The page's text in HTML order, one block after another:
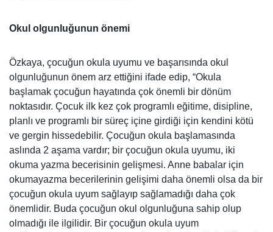
Okul olgunluğunun önemi
Özkaya, çocuğun okula uyumu ve başarısında okul
olgunluğunun önem arz ettiğini ifade edip, “Okula
başlamak çocuğun hayatında çok önemli bir dönüm
noktasıdır. Çocuk ilk kez çok programlı eğitime, disipline,
planlı ve programlı bir süreç içine girdiği için kendini kötü
ve gergin hissedebilir. Çocuğun okula başlamasında
aslında 2 aşama vardır; bir çocuğun okula uyumu, iki
okuma yazma becerisinin gelişmesi. Anne babalar için
okumayazma becerilerinin gelişimi daha önemli olsa da bir
çocuğun okula uyum sağlayıp sağlamadığı daha çok
önemlidir. Buda çocuğun okul olgunluğuna sahip olup
olmadığı ile ilgilidir. Bir çocuğun okula uyum